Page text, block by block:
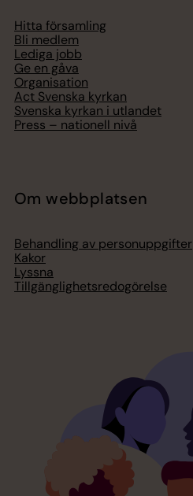
Hitta församling
Bli medlem
Lediga jobb
Ge en gåva
Organisation
Act Svenska kyrkan
Svenska kyrkan i utlandet
Press – nationell nivå
Om webbplatsen
Behandling av personuppgifter
Kakor
Lyssna
Tillgänglighetsredogörelse